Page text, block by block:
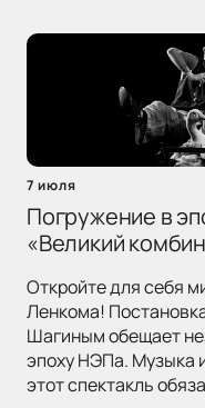
7 июля
Погружение в
«Великий
Откройте для себя
Ленкома!
Шагиным обещает
эпоху НЭПа. Музыка
этот спектакль